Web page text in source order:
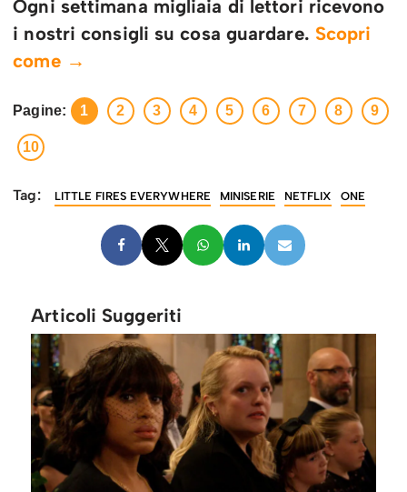
Ogni settimana migliaia di lettori ricevono
i nostri consigli su cosa guardare. Scopri
come →
Pagine: 1 2 3 4 5 6 7 8 9
10
Tag: LITTLE FIRES EVERYWHERE MINISERIE NETFLIX ONE
Articoli Suggeriti